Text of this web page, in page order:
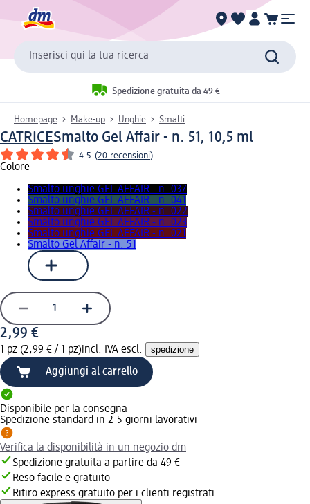
Inserisci qui la tua ricerca
Spedizione gratuita da 49 €
Homepage Make-up Unghie Smalti
CATRICESmalto Gel Affair - n. 51, 10,5 ml
4.5 (20 recensioni)
Colore
Smalto unghie GEL AFFAIR - n. 037
Smalto unghie GEL AFFAIR - n. 041
Smalto unghie GEL AFFAIR - n. 022
Smalto unghie GEL AFFAIR - n. 023
Smalto unghie GEL AFFAIR - n. 021
Smalto Gel Affair - n. 51
2,99 €
1 pz (2,99 € / 1 pz)incl. IVA escl. spedizione
Aggiungi al carrello
Disponibile per la consegna
Spedizione standard in 2-5 giorni lavorativi
Verifica la disponibilità in un negozio dm
Spedizione gratuita a partire da 49 €
Reso facile e gratuito
Ritiro express gratuito per i clienti registrati